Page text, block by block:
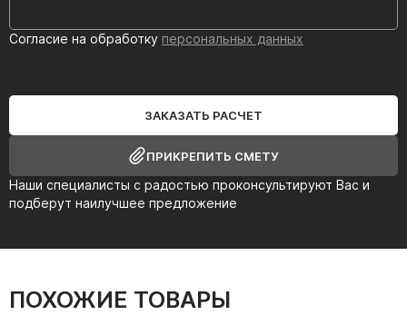
Наши специалисты с радостью проконсультируют Вас и
подберут наилучшее предложение
Согласие на обработку персональных данных
ЗАКАЗАТЬ РАСЧЕТ
ПРИКРЕПИТЬ СМЕТУ
ПОХОЖИЕ ТОВАРЫ